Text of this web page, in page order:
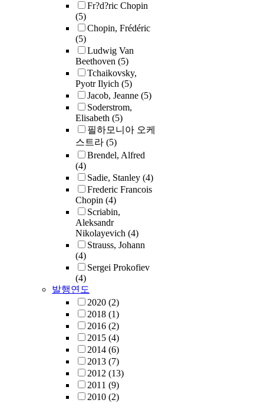
Fr?d?ric Chopin
(5)
Chopin, Frédéric
(5)
Ludwig Van
Beethoven (5)
Tchaikovsky,
Pyotr Ilyich (5)
Jacob, Jeanne (5)
Soderstrom,
Elisabeth (5)
필하모니아 오케
스트라 (5)
Brendel, Alfred
(4)
Sadie, Stanley (4)
Frederic Francois
Chopin (4)
Scriabin,
Aleksandr
Nikolayevich (4)
Strauss, Johann
(4)
Sergei Prokofiev
(4)
발행연도
2020 (2)
2018 (1)
2016 (2)
2015 (4)
2014 (6)
2013 (7)
2012 (13)
2011 (9)
2010 (2)